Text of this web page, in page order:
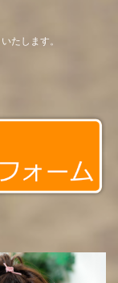
たします。